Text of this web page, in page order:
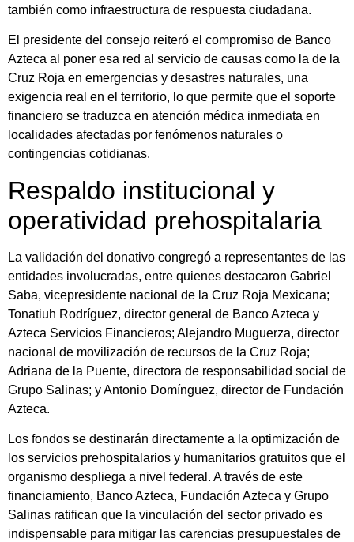
también como infraestructura de respuesta ciudadana.
El presidente del consejo reiteró el compromiso de Banco
Azteca al poner esa red al servicio de causas como la de la
Cruz Roja en emergencias y desastres naturales, una
exigencia real en el territorio, lo que permite que el soporte
financiero se traduzca en atención médica inmediata en
localidades afectadas por fenómenos naturales o
contingencias cotidianas.
Respaldo institucional y
operatividad prehospitalaria
La validación del donativo congregó a representantes de las
entidades involucradas, entre quienes destacaron Gabriel
Saba, vicepresidente nacional de la Cruz Roja Mexicana;
Tonatiuh Rodríguez, director general de Banco Azteca y
Azteca Servicios Financieros; Alejandro Muguerza, director
nacional de movilización de recursos de la Cruz Roja;
Adriana de la Puente, directora de responsabilidad social de
Grupo Salinas; y Antonio Domínguez, director de Fundación
Azteca.
Los fondos se destinarán directamente a la optimización de
los servicios prehospitalarios y humanitarios gratuitos que el
organismo despliega a nivel federal. A través de este
financiamiento, Banco Azteca, Fundación Azteca y Grupo
Salinas ratifican que la vinculación del sector privado es
indispensable para mitigar las carencias presupuestales de